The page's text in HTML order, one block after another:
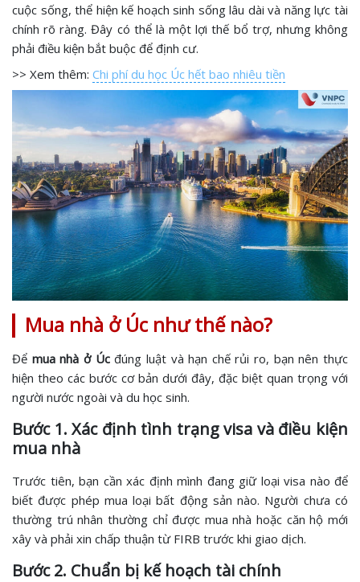
cuộc sống, thể hiện kế hoạch sinh sống lâu dài và năng lực tài
chính rõ ràng. Đây có thể là một lợi thế bổ trợ, nhưng không
phải điều kiện bắt buộc để định cư.
>> Xem thêm: Chi phí du học Úc hết bao nhiêu tiền
Mua nhà ở Úc như thế nào?
Để mua nhà ở Úcđúng luật và hạn chế rủi ro, bạn nên thực
hiện theo các bước cơ bản dưới đây, đặc biệt quan trọng với
người nước ngoài và du học sinh.
Bước 1. Xác định tình trạng visa và điều kiện
mua nhà
Trước tiên, bạn cần xác định mình đang giữ loại visa nào để
biết được phép mua loại bất động sản nào. Người chưa có
thường trú nhân thường chỉ được mua nhà hoặc căn hộ mới
xây và phải xin chấp thuận từ FIRB trước khi giao dịch.
Bước 2. Chuẩn bị kế hoạch tài chính